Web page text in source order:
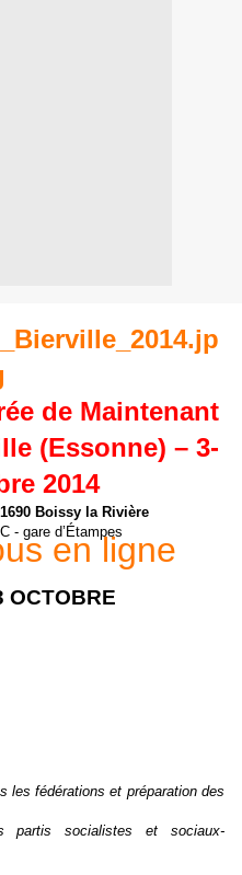
de Maintenant
(Essonne) – 3-
2014
Boissy la Rivière
- gare d’Étampes
en ligne
OCTOBRE
les fédérations et préparation des
partis socialistes et sociaux-